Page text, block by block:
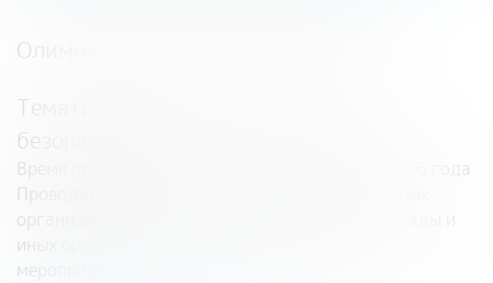
Олимпиада состоит из пяти этапов:
Тематический урок «Финансовая
безопасность»
Время проведения: 10 февраля – 30 апреля 2026 года
Проводится на площадках общеобразовательных
организаций государств – участников Олимпиады и
иных организаций, определенных Планом
мероприятий.